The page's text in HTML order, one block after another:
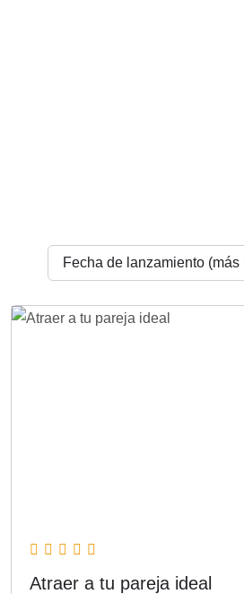
Atraer a tu pareja ideal